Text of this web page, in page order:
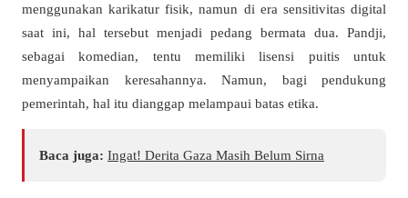
menggunakan karikatur fisik, namun di era sensitivitas digital
saat ini, hal tersebut menjadi pedang bermata dua. Pandji,
sebagai komedian, tentu memiliki lisensi puitis untuk
menyampaikan keresahannya. Namun, bagi pendukung
pemerintah, hal itu dianggap melampaui batas etika.
Baca juga: Ingat! Derita Gaza Masih Belum Sirna